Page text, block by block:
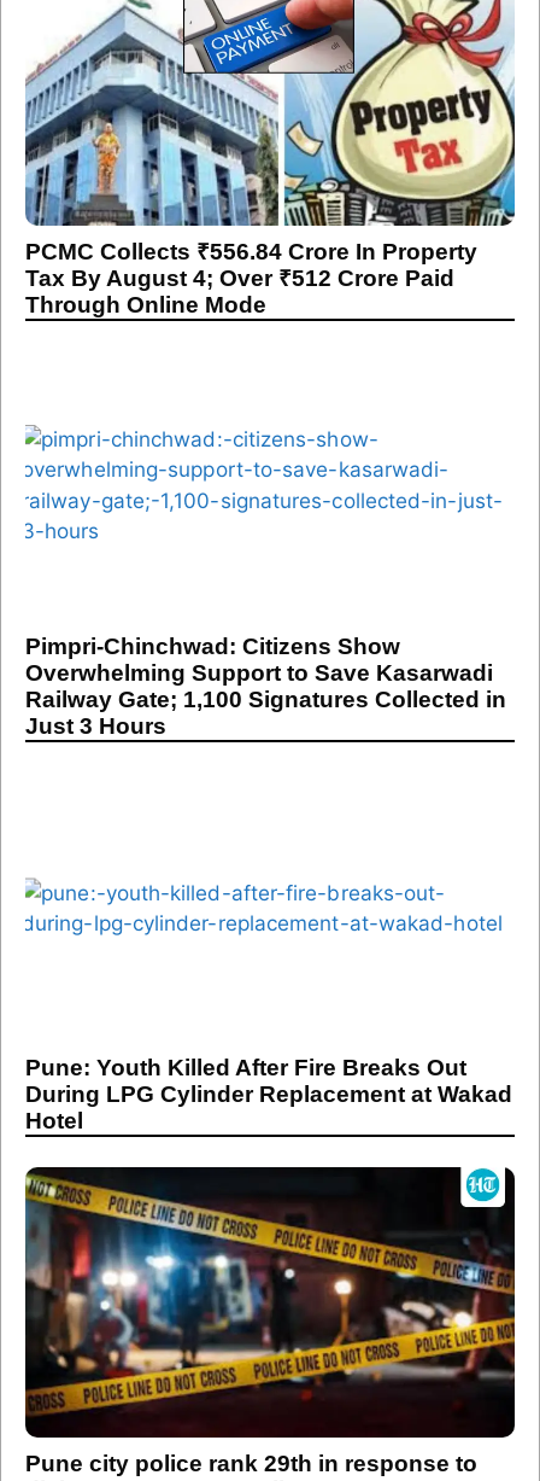
PCMC Collects ₹556.84 Crore In Property
Tax By August 4; Over ₹512 Crore Paid
Through Online Mode
Pimpri-Chinchwad: Citizens Show
Overwhelming Support to Save Kasarwadi
Railway Gate; 1,100 Signatures Collected in
Just 3 Hours
Pune: Youth Killed After Fire Breaks Out
During LPG Cylinder Replacement at Wakad
Hotel
Pune city police rank 29th in response to